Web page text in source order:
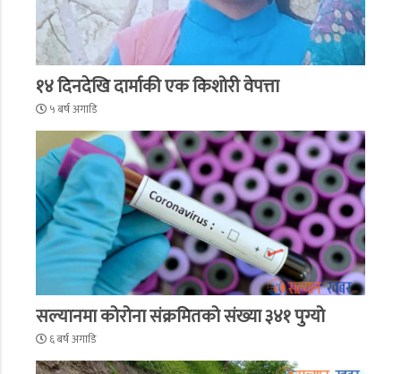
१४ दिनदेखि दार्माकी एक किशोरी वेपत्ता
५ बर्ष अगाडि
सल्यानमा कोरोना संक्रमितको संख्या ३४१ पुग्यो
६ बर्ष अगाडि